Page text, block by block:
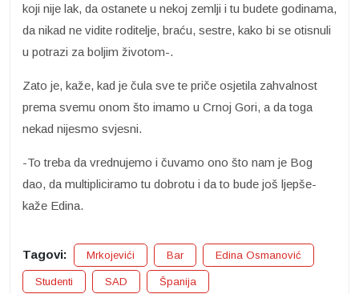
koji nije lak, da ostanete u nekoj zemlji i tu budete godinama,
da nikad ne vidite roditelje, braću, sestre, kako bi se otisnuli
u potrazi za boljim životom-.
Zato je, kaže, kad je čula sve te priče osjetila zahvalnost
prema svemu onom što imamo u Crnoj Gori, a da toga
nekad nijesmo svjesni.
-To treba da vrednujemo i čuvamo ono što nam je Bog
dao, da multipliciramo tu dobrotu i da to bude još ljepše-
kaže Edina.
Tagovi: Mrkojevići Bar Edina Osmanović
Studenti SAD Španija